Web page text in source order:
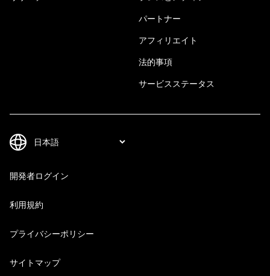
パートナー
アフィリエイト
法的事項
サービスステータス
開発者ログイン
利用規約
プライバシーポリシー
サイトマップ